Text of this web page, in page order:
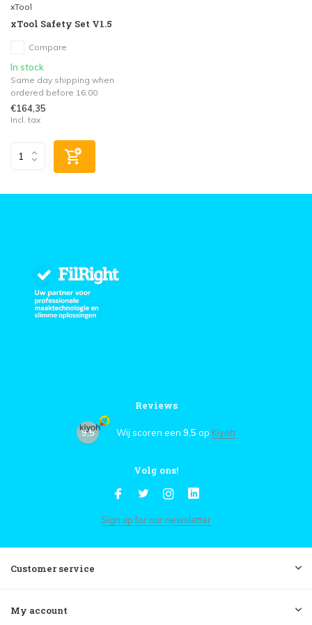
xTool
xTool Safety Set V1.5
Compare
In stock
Same day shipping when
ordered before 16:00
€164,35
Incl. tax
Reviews
9,5 Wij scoren een 9,5 op Kiyoh
Volg ons!
Sign up for our newsletter
Customer service
My account